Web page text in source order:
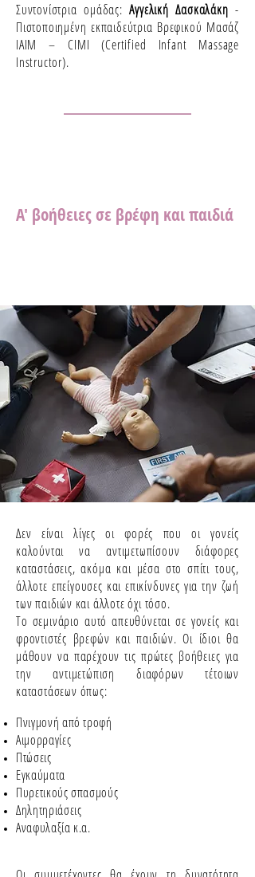
Συντονίστρια ομάδας:Αγγελική Δασκαλάκη -
Πιστοποιημένη εκπαιδεύτρια Βρεφικού Μασάζ
IAIM – CIMI (Certified Infant Massage
Instructor).
Α' βοήθειες σε βρέφη και παιδιά
Δεν είναι λίγες οι φορές που οι γονείς
καλούνται να αντιμετωπίσουν διάφορες
καταστάσεις, ακόμα και μέσα στο σπίτι τους,
άλλοτε επείγουσες και επικίνδυνες για την ζωή
των παιδιών και άλλοτε όχι τόσο.
Το σεμινάριο αυτό απευθύνεται σε γονείς και
φροντιστές βρεφών και παιδιών. Οι ίδιοι θα
μάθουν να παρέχουν τις πρώτες βοήθειες για
την αντιμετώπιση διαφόρων τέτοιων
καταστάσεων όπως:
Πνιγμονή από τροφή
Αιμορραγίες
Πτώσεις
Εγκαύματα
Πυρετικούς σπασμούς
Δηλητηριάσεις
Αναφυλαξία κ.α.